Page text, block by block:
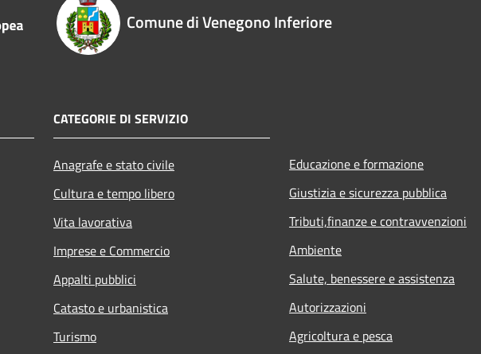
Comune di Venegono Inferiore
CATEGORIE DI SERVIZIO
Anagrafe e stato civile
Cultura e tempo libero
Vita lavorativa
Imprese e Commercio
Appalti pubblici
Catasto e urbanistica
Turismo
Educazione e formazione
Giustizia e sicurezza pubblica
Tributi,finanze e contravvenzioni
Ambiente
Salute, benessere e assistenza
Autorizzazioni
Agricoltura e pesca